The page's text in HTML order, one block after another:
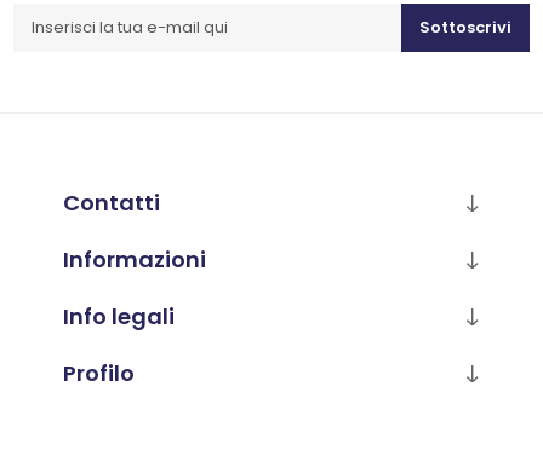
Sottoscrivi
Contatti
Informazioni
Info legali
Profilo